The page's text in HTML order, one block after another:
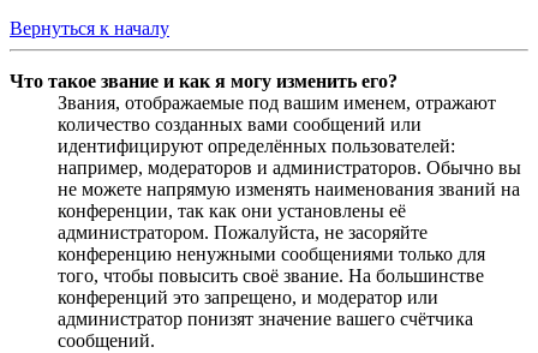
Вернуться к началу
Что такое звание и как я могу изменить его?
Звания, отображаемые под вашим именем, отражают
количество созданных вами сообщений или
идентифицируют определённых пользователей:
например, модераторов и администраторов. Обычно вы
не можете напрямую изменять наименования званий на
конференции, так как они установлены её
администратором. Пожалуйста, не засоряйте
конференцию ненужными сообщениями только для
того, чтобы повысить своё звание. На большинстве
конференций это запрещено, и модератор или
администратор понизят значение вашего счётчика
сообщений.